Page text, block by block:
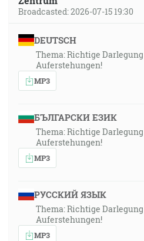
Broadcasted: 2026-07-15 19:30
DEUTSCH
Thema: Richtige
Auferstehungen!
MP3
БЪЛГАРСКИ ЕЗИК
Thema: Richtige
Auferstehungen!
MP3
РУССКИЙ ЯЗЫК
Thema: Richtige
Auferstehungen!
MP3